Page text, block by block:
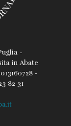
-
in Abate
-
82 31